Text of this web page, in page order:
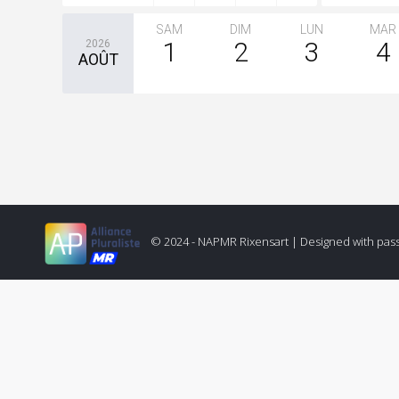
2026
AOÛT
SAM
1
DIM
2
LUN
3
MAR
4
© 2024 - NAPMR Rixensart | Designed with